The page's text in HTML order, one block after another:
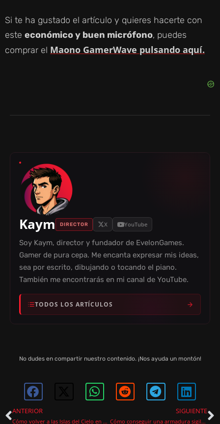
Si te ha gustado el artículo y quieres hacerte con
este económico y buen micrófono, puedes
comprar el Maono GamerWave pulsando aquí.
Kaym DIRECTOR X YouTube
Soy Kaym, director y fundador de EvelonGames.
Gamer de pura cepa. Me encanta expresar mis ideas,
sea por escrito, dibujando o tocando el piano.
También me encontrarás en mi canal de YouTube.
TODOS LOS ARTÍCULOS
No dudes en compartir nuestro contenido. ¡Nos ayuda un montón!
ANTERIOR
Cómo volver a las Islas del Cielo en Zelda Tears of the Kingdom
SIGUIENTE
Cómo conseguir una armadura sigilosa en Tears of the Kingdom